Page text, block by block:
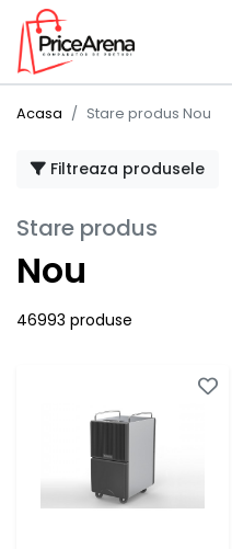
Acasa Stare produs Nou
Filtreaza produsele
Stare produs
Nou
46993 produse